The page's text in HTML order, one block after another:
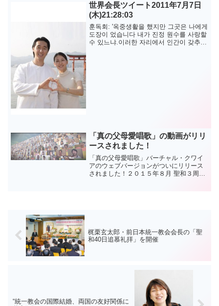
世界会長ツイート2011年7月7日
(木)21:28:03
훈독회: '옥중생활을 했지만 그곳은 나에게
도장이 었습니다 내가 진정 원수를 사랑할
수 있느냐.이러한 자리에서 인간이 갖추어
「真の父母愛唱歌」の動画がリリ
ースされました！
「真の父母愛唱歌」バーチャル・クワイ
アのウェブバージョンがついにリリース
されました！２０１５年８月 聖和３周年
梶栗玄太郎・前日本統一教会会長の「聖
和40日追慕礼拝」を開催
“統一教会の国際結婚、両国の友好関係に